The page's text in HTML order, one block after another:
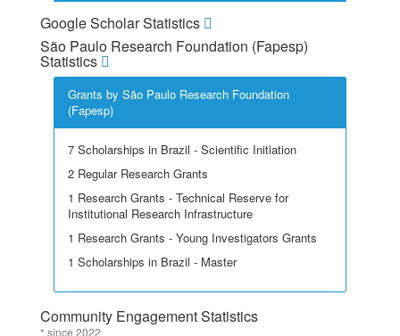
Google Scholar Statistics
São Paulo Research Foundation (Fapesp)
Statistics
Grants by São Paulo Research Foundation
(Fapesp)
7 Scholarships in Brazil - Scientific Initiation
2 Regular Research Grants
1 Research Grants - Technical Reserve for
Institutional Research Infrastructure
1 Research Grants - Young Investigators Grants
1 Scholarships in Brazil - Master
Community Engagement Statistics
* since 2022